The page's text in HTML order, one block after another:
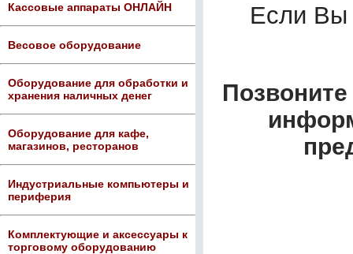
Кассовые аппараты ОНЛАЙН
Весовое оборудование
Оборудование для обработки и
хранения наличных денег
Оборудование для кафе,
магазинов, ресторанов
Индустриальные компьютеры и
периферия
Комплектующие и аксессуары к
торговому оборудованию
Если